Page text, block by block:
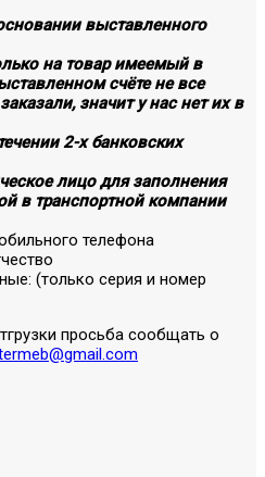
выставленного
на товар имеемый в
счёте не все
значит у нас нет их в
2-х банковских
лицо для заполнения
в транспортной компании
телефона
(только серия и номер
просьба сообщать о